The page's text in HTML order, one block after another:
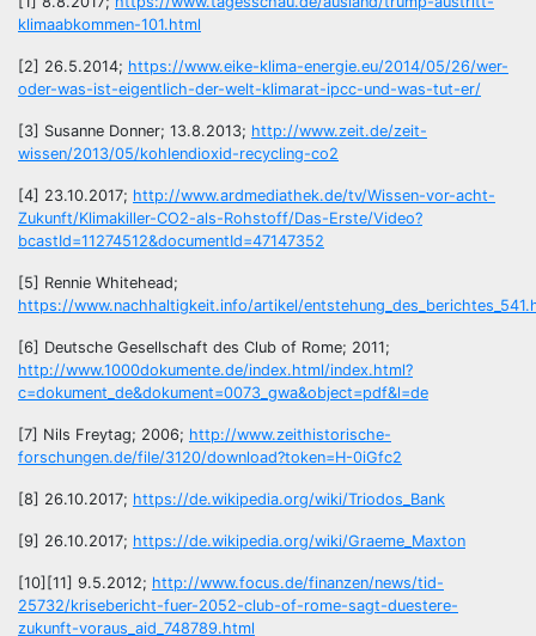
klimaabkommen-101.html
[2] 26.5.2014; https://www.eike-klima-energie.eu/2014/05/26/wer-
oder-was-ist-eigentlich-der-welt-klimarat-ipcc-und-was-tut-er/
[3] Susanne Donner; 13.8.2013; http://www.zeit.de/zeit-
wissen/2013/05/kohlendioxid-recycling-co2
[4] 23.10.2017; http://www.ardmediathek.de/tv/Wissen-vor-acht-
Zukunft/Klimakiller-CO2-als-Rohstoff/Das-Erste/Video?
bcastId=11274512&documentId=47147352
[5] Rennie Whitehead;
https://www.nachhaltigkeit.info/artikel/
[6] Deutsche Gesellschaft des Club of Rome; 2011;
http://www.1000dokumente.de/index.html/index.html?
c=dokument_de&dokument=0073_gwa&object=pdf&l=de
[7] Nils Freytag; 2006; http://www.zeithistorische-
forschungen.de/file/3120/download?token=H-0iGfc2
[8] 26.10.2017; https://de.wikipedia.org/wiki/Triodos_Bank
[9] 26.10.2017; https://de.wikipedia.org/wiki/Graeme_Maxton
[10][11] 9.5.2012; http://www.focus.de/finanzen/news/tid-
25732/krisebericht-fuer-2052-club-of-rome-sagt-duestere-
zukunft-voraus_aid_748789.html